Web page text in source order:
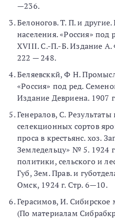
—236.
Белоногов. Т. П. и
населения. «Россия»
XVIII. С.-П.-Б. Издание А.
222 — 248.
Беляевсккй, Ф Н.
«Россия» под ред.
Издание Девриена. 1907
Генералов, С.
селекционных сортов
проса в крестьянс. хоз.
Земледельцу» № 5. 1924
политики, сельского и
Губ, Зем. Прав. и
Омск, 1924 г. Стр. 6—10.
Герасимов, И. Сибирское
(По материалам